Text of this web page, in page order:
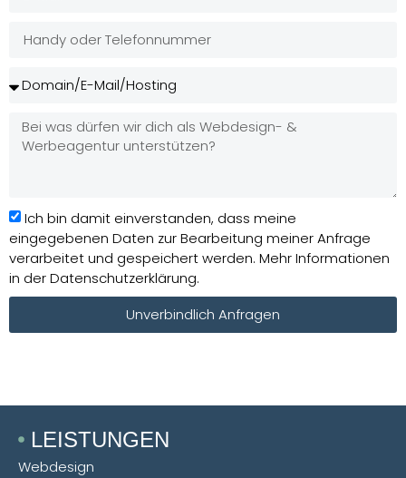
Ich bin damit einverstanden, dass meine
eingegebenen Daten zur Bearbeitung meiner Anfrage
verarbeitet und gespeichert werden. Mehr Informationen
in der Datenschutzerklärung.
Unverbindlich Anfragen
LEISTUNGEN
Webdesign